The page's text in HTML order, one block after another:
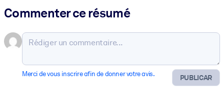
Commenter ce résumé
PUBLICAR
Merci de vous inscrire afin de donner votre avis.